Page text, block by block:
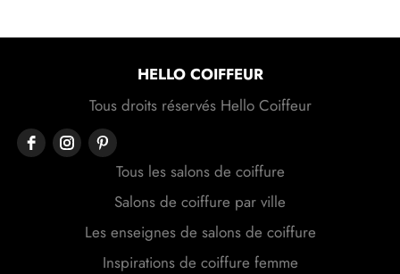
HELLO COIFFEUR
Tous droits réservés Hello Coiffeur
Tous les salons de coiffure
Salons de coiffure par ville
Les enseignes de salons de coiffure
Inspirations de coiffure femme